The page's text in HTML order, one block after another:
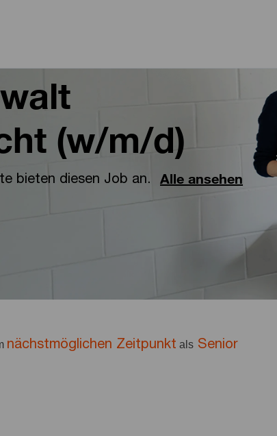
(w/m/d)
bieten diesen Job an.
Alle ansehen
nächstmöglichen Zeitpunkt als Senior